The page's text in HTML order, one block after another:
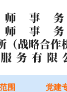
围 党建